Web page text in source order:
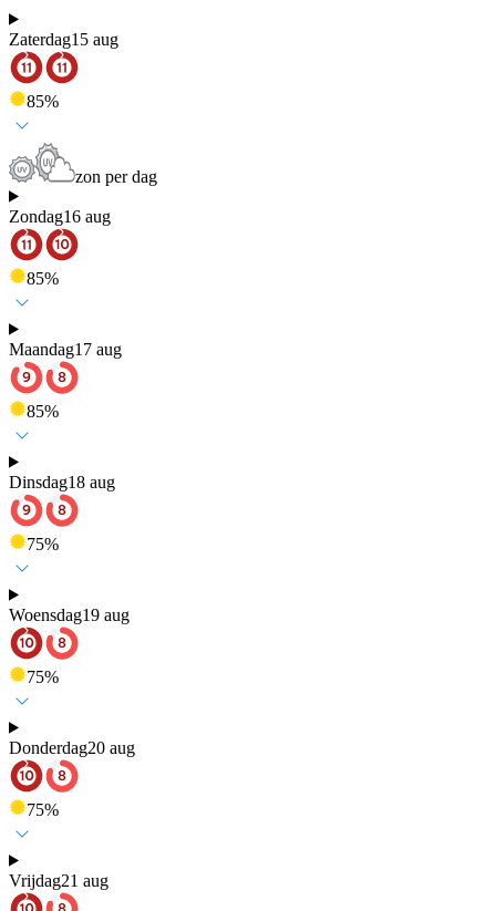
Zaterdag15 aug
85%
zon per dag
Zondag16 aug
85%
Maandag17 aug
85%
Dinsdag18 aug
75%
Woensdag19 aug
75%
Donderdag20 aug
75%
Vrijdag21 aug